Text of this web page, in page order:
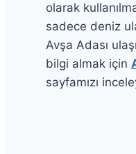
olarak
sadece deniz
Avşa Adası
bilgi almak için
sayfamızı